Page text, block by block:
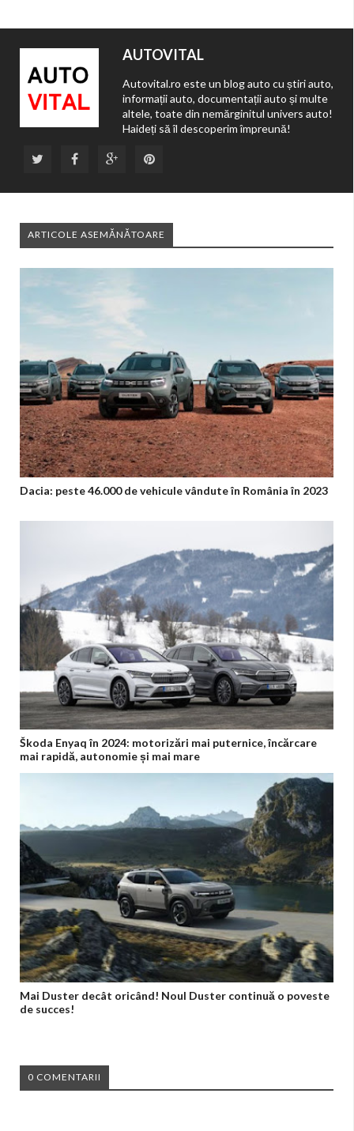
AUTOVITAL
Autovital.ro este un blog auto cu știri auto,
informații auto, documentații auto și multe
altele, toate din nemărginitul univers auto!
Haideți să îl descoperim împreună!
ARTICOLE ASEMĂNĂTOARE
Dacia: peste 46.000 de vehicule vândute în România în 2023
Škoda Enyaq în 2024: motorizări mai puternice, încărcare
mai rapidă, autonomie și mai mare
Mai Duster decât oricând! Noul Duster continuă o poveste
de succes!
0 COMENTARII